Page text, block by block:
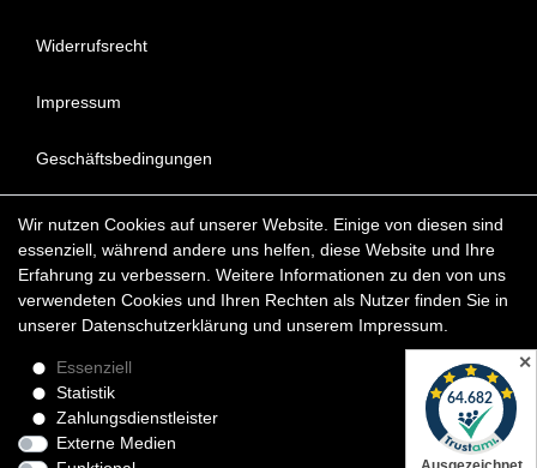
Widerrufsrecht
Impressum
Geschäftsbedingungen
Datenschutzerklärung
FAQ - Häufig gestellte Fragen
Copyright © 2022 KunstDepot24 BERLIN Exklusive Gemälde
*Die Lieferzeit für verfügbare Ölgemälde beträgt etwa 1 - 3
Werktage innerhalb Deutschland. Das Widerrufsrecht gilt für
Wir nutzen Cookies auf unserer Website. Einige von diesen sind
essenziell, während andere uns helfen, diese Website und Ihre
Erfahrung zu verbessern. Weitere Informationen zu den von uns
verwendeten Cookies und Ihren Rechten als Nutzer finden Sie in
unserer Daten­schutz­erklärung und unserem Impressum
Essenziell
Statistik
Zahlungsdienstleister
Externe Medien
✕